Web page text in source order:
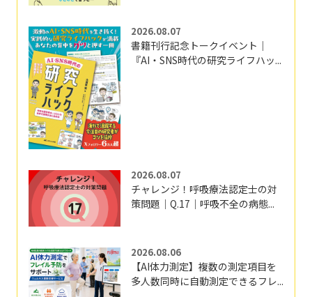
2026.08.07
書籍刊行記念トークイベント｜
『AI・SNS時代の研究ライフハッ...
2026.08.07
チャレンジ！呼吸療法認定士の対
策問題｜Q.17｜呼吸不全の病態...
2026.08.06
【AI体力測定】複数の測定項目を
多人数同時に自動測定できるフレ...